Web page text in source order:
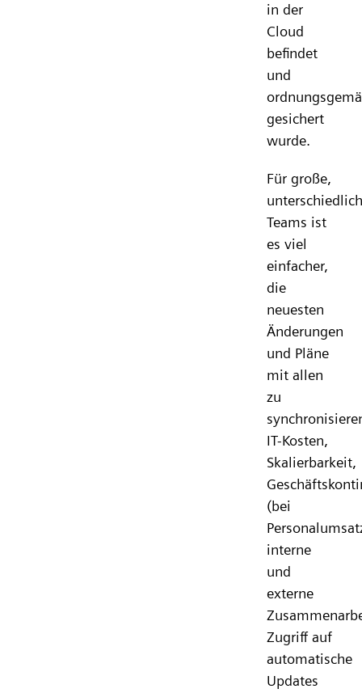
in der
Cloud
befindet
und
gesichert
wurde.
Für große,
Teams ist
es viel
einfacher,
die
neuesten
Änderungen
und Pläne
mit allen
zu
IT-Kosten,
Skalierbarkeit,
(bei
interne
und
externe
Zugriff auf
automatische
Updates